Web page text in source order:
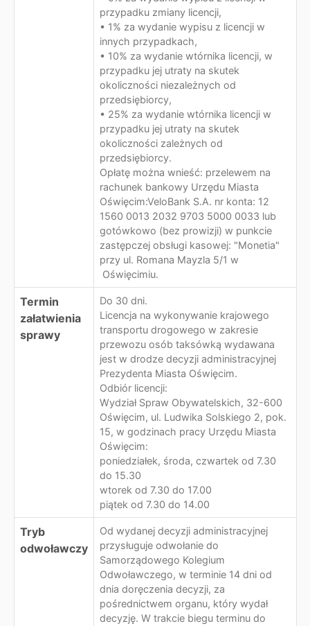
przypadku zmiany licencji,
• 1% za wydanie wypisu z licencji w
innych przypadkach,
• 10% za wydanie wtórnika licencji, w
przypadku jej utraty na skutek
okoliczności niezależnych od
przedsiębiorcy,
• 25% za wydanie wtórnika licencji w
przypadku jej utraty na skutek
okoliczności zależnych od
przedsiębiorcy.
Opłatę można wnieść: przelewem na
rachunek bankowy Urzędu Miasta
Oświęcim:VeloBank S.A. nr konta: 12
1560 0013 2032 9703 5000 0033 lub
gotówkowo (bez prowizji) w punkcie
zastępczej obsługi kasowej: "Monetia"
przy ul. Romana Mayzla 5/1 w
Oświęcimiu.
Termin
załatwienia
sprawy
Do 30 dni.
Licencja na wykonywanie krajowego
transportu drogowego w zakresie
przewozu osób taksówką wydawana
jest w drodze decyzji administracyjnej
Prezydenta Miasta Oświęcim.
Odbiór licencji:
Wydział Spraw Obywatelskich, 32-600
Oświęcim, ul. Ludwika Solskiego 2, pok.
15, w godzinach pracy Urzędu Miasta
Oświęcim:
poniedziałek, środa, czwartek od 7.30
do 15.30
wtorek od 7.30 do 17.00
piątek od 7.30 do 14.00
Tryb
odwoławczy
Od wydanej decyzji administracyjnej
przysługuje odwołanie do
Samorządowego Kolegium
Odwoławczego, w terminie 14 dni od
dnia doręczenia decyzji, za
pośrednictwem organu, który wydał
decyzję. W trakcie biegu terminu do